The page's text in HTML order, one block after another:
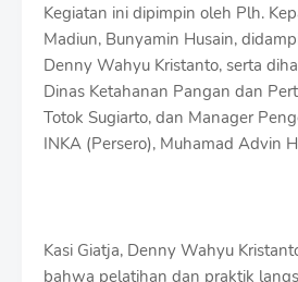
Kegiatan ini dipimpin oleh Plh.
Madiun, Bunyamin Husain,
Denny Wahyu Kristanto, serta
Dinas Ketahanan Pangan dan
Totok Sugiarto, dan Manager
INKA (Persero), Muhamad Advin
Kasi Giatja, Denny Wahyu
bahwa pelatihan dan praktik